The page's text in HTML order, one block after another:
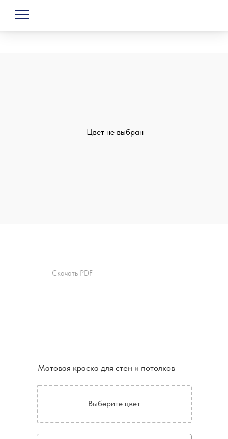
Матовая краска для стен и потолков
Цвет не выбран
Скачать PDF
Выберите цвет